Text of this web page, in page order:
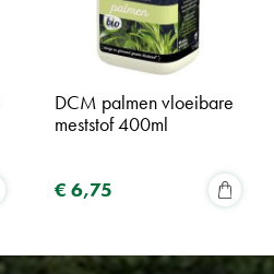
DCM palmen vloeibare
meststof 400ml
€ 6,75